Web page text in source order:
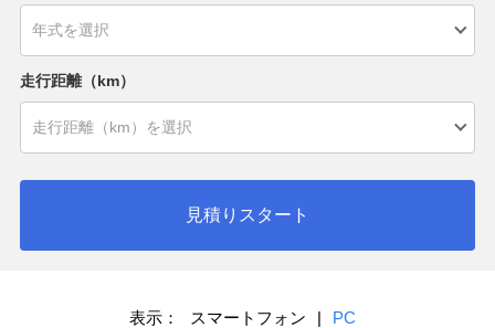
走行距離（km）
見積りスタート
表示： スマートフォン | PC